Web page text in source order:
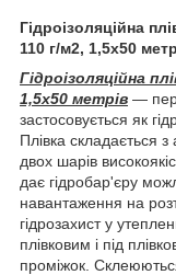
Гідроізоляційна
110 г/м2, 1,5х50
Гідроізоляційна
1,5х50 метрів —
застосовується як
Плівка складається з
двох шарів
дає гідробар'єру
навантаження на
гідрозахист у
плівковим і під
проміжок.